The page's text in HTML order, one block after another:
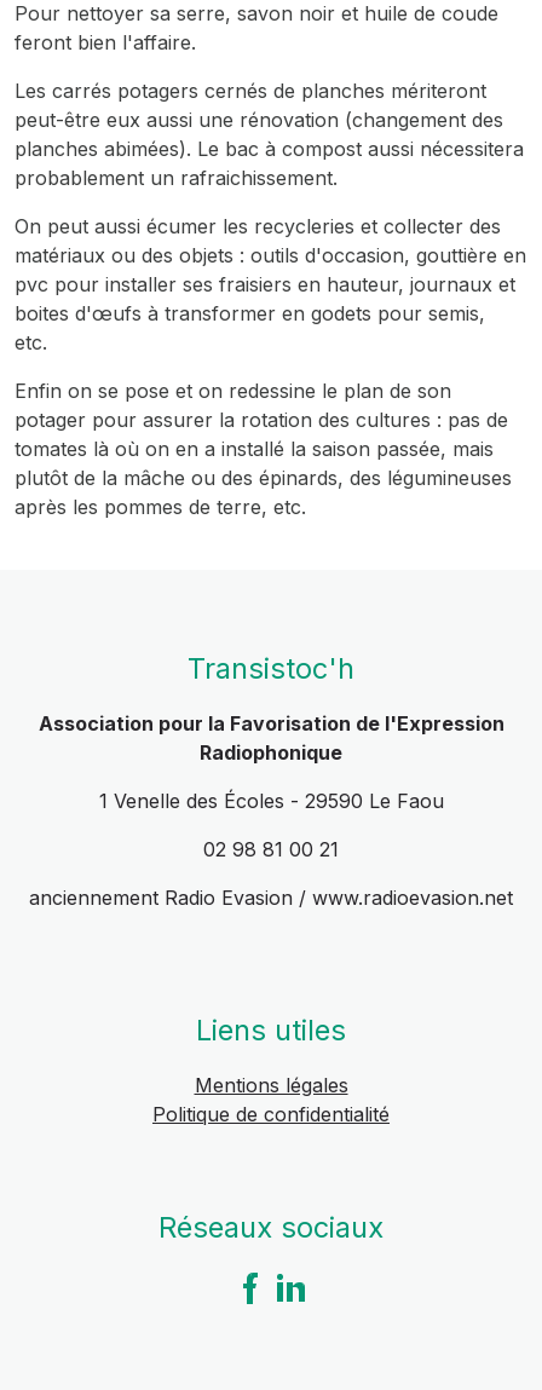
Pour nettoyer sa serre, savon noir et huile de coude
feront bien l'affaire.
Les carrés potagers cernés de planches mériteront
peut-être eux aussi une rénovation (changement des
planches abimées). Le bac à compost aussi nécessitera
probablement un rafraichissement.
On peut aussi écumer les recycleries et collecter des
matériaux ou des objets : outils d'occasion, gouttière en
pvc pour installer ses fraisiers en hauteur, journaux et
boites d'œufs à transformer en godets pour semis,
etc.
Enfin on se pose et on redessine le plan de son
potager pour assurer la rotation des cultures : pas de
tomates là où on en a installé la saison passée, mais
plutôt de la mâche ou des épinards, des légumineuses
après les pommes de terre, etc.
Transistoc'h
Association pour la Favorisation de l'Expression
Radiophonique
1 Venelle des Écoles - 29590 Le Faou
02 98 81 00 21
anciennement Radio Evasion / www.radioevasion.net
Liens utiles
Mentions légales
Politique de confidentialité
Réseaux sociaux